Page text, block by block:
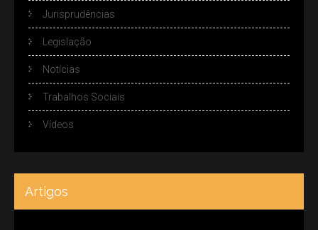
Jurisprudências
Legislação
Notícias
Trabalhos Sociais
Vídeos
Artigos